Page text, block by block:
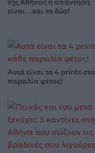
της Αθήνας η απάντηση
είναι…και τα δύο!
Αυτά είναι τα 4 prints
παραλία φέτος!